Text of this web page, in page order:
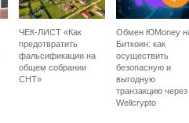
ЧЕК-ЛИСТ «Как
предотвратить
фальсификации на
общем собрании
СНТ»
Обмен ЮMoney
Биткоин: как
осуществить
безопасную и
выгодную
транзакцию через
Wellcrypto